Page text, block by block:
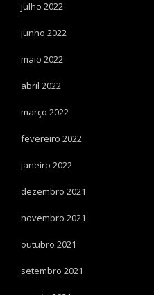
julho 2022
junho 2022
maio 2022
abril 2022
março 2022
fevereiro 2022
janeiro 2022
dezembro 2021
novembro 2021
outubro 2021
setembro 2021